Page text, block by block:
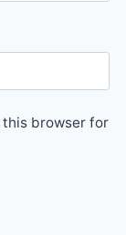
this browser for